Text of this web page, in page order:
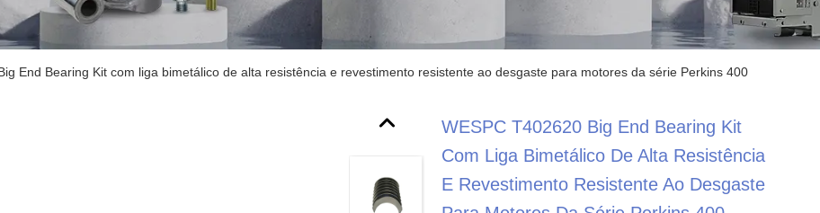
End Bearing Kit com liga bimetálico de alta resistência e revestimento resistente ao desgaste para motores da série Perkins 400
WESPC T402620 Big End Bearing Kit
Com Liga Bimetálico De Alta Resistência
E Revestimento Resistente Ao Desgaste